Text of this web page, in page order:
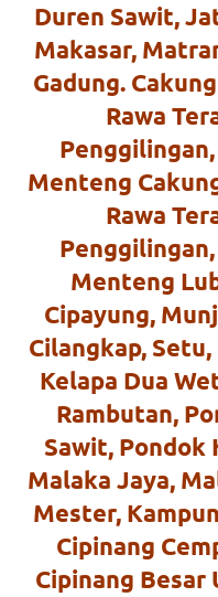
More
Here
Wiht
80%
Discount
replica
watches.
click
fake
watches.
Get
facts
Duren Sawit,
Makasar,
Gadung.
Rawa
Menteng
Rawa
Menteng
Cipayung,
Cilangkap,
Kelapa Dua
Rambutan,
Sawit, Pondok
Malaka Jaya,
Mester,
Cipinang
Cipinang Besar